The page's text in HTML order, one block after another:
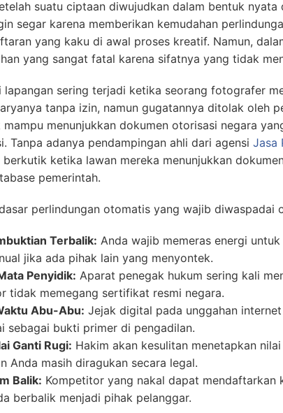
suatu ciptaan diwujudkan dalam bentuk
segar karena memberikan kemudahan
yang kaku di awal proses kreatif. Namun,
yang sangat fatal karena sifatnya yang tidak
sering terjadi ketika seorang fotografer
tanpa izin, namun gugatannya ditolak oleh
menunjukkan dokumen otorisasi negara
Tanpa adanya pendampingan ahli dari agensi Jasa
ketika lawan mereka menunjukkan
pemerintah.
perlindungan otomatis yang wajib
Terbalik: Anda wajib memeras energi
jika ada pihak lain yang menyontek.
Penyidik: Aparat penegak hukum sering kali
tidak memegang sertifikat resmi negara.
Abu-Abu: Jejak digital pada unggahan
sebagai bukti primer di pengadilan.
Ganti Rugi: Hakim akan kesulitan menetapkan
Anda masih diragukan secara legal.
Balik: Kompetitor yang nakal dapat mendaftarkan
berbalik menjadi pihak pelanggar.